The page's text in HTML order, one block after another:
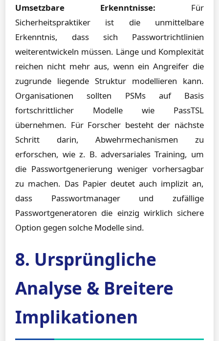
Umsetzbare Erkenntnisse: Für
Sicherheitspraktiker ist die unmittelbare
Erkenntnis, dass sich Passwortrichtlinien
weiterentwickeln müssen. Länge und Komplexität
reichen nicht mehr aus, wenn ein Angreifer die
zugrunde liegende Struktur modellieren kann.
Organisationen sollten PSMs auf Basis
fortschrittlicher Modelle wie PassTSL
übernehmen. Für Forscher besteht der nächste
Schritt darin, Abwehrmechanismen zu
erforschen, wie z. B. adversariales Training, um
die Passwortgenerierung weniger vorhersagbar
zu machen. Das Papier deutet auch implizit an,
dass Passwortmanager und zufällige
Passwortgeneratoren die einzig wirklich sichere
Option gegen solche Modelle sind.
8. Ursprüngliche
Analyse & Breitere
Implikationen